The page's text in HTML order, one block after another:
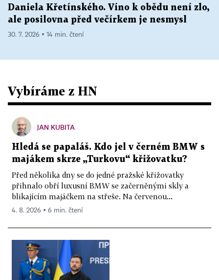
Daniela Křetínského. Víno k obědu není zlo,
ale posilovna před večírkem je nesmysl
30. 7. 2026 ▪ 14 min. čtení
Vybíráme z HN
JAN KUBITA
Hledá se papaláš. Kdo jel v černém BMW s
majákem skrze „Turkovu“ křižovatku?
Před několika dny se do jedné pražské křižovatky
přihnalo obří luxusní BMW se začerněnými skly a
blikajícím majáčkem na střeše. Na červenou...
4. 8. 2026 ▪ 6 min. čtení